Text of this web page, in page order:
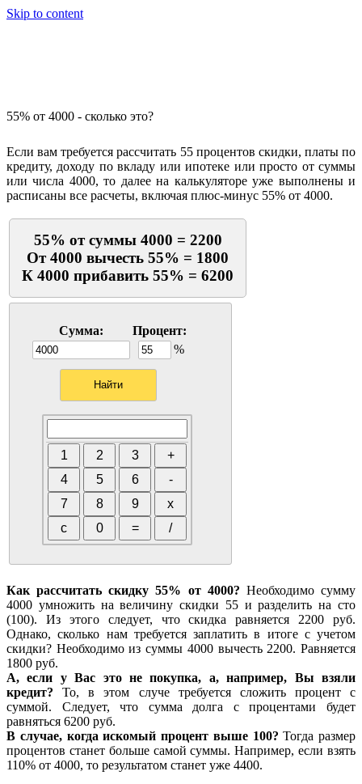
Skip to content
55% от 4000 - сколько это?
Если вам требуется рассчитать 55 процентов скидки, платы по
кредиту, доходу по вкладу или ипотеке или просто от суммы
или числа 4000, то далее на калькуляторе уже выполнены и
расписаны все расчеты, включая плюс-минус 55% от 4000.
55% от суммы 4000 = 2200
От 4000 вычесть 55% = 1800
К 4000 прибавить 55% = 6200
Сумма:
Процент:
%
Как рассчитать скидку 55% от 4000? Необходимо сумму
4000 умножить на величину скидки 55 и разделить на сто
(100). Из этого следует, что скидка равняется 2200 руб.
Однако, сколько нам требуется заплатить в итоге с учетом
скидки? Необходимо из суммы 4000 вычесть 2200. Равняется
1800 руб.
А, если у Вас это не покупка, а, например, Вы взяли
кредит? То, в этом случе требуется сложить процент с
суммой. Следует, что сумма долга с процентами будет
равняться 6200 руб.
В случае, когда искомый процент выше 100? Тогда размер
процентов станет больше самой суммы. Например, если взять
110% от 4000, то результатом станет уже 4400.